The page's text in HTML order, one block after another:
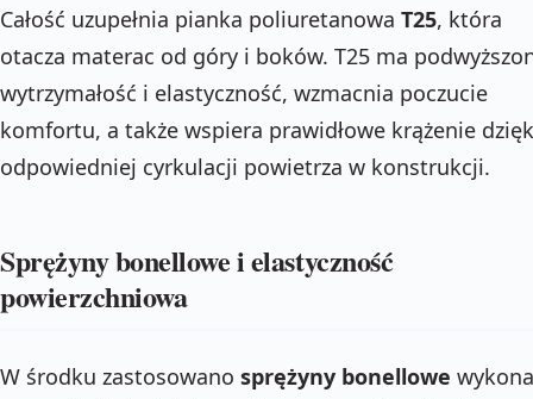
Całość uzupełnia pianka poliuretanowa T25, która
otacza materac od góry i boków. T25 ma
wytrzymałość i elastyczność, wzmacnia poczucie
komfortu, a także wspiera prawidłowe krążenie
odpowiedniej cyrkulacji powietrza w konstrukcji.
Sprężyny bonellowe i elastyczność
powierzchniowa
W środku zastosowano sprężyny bonellowe